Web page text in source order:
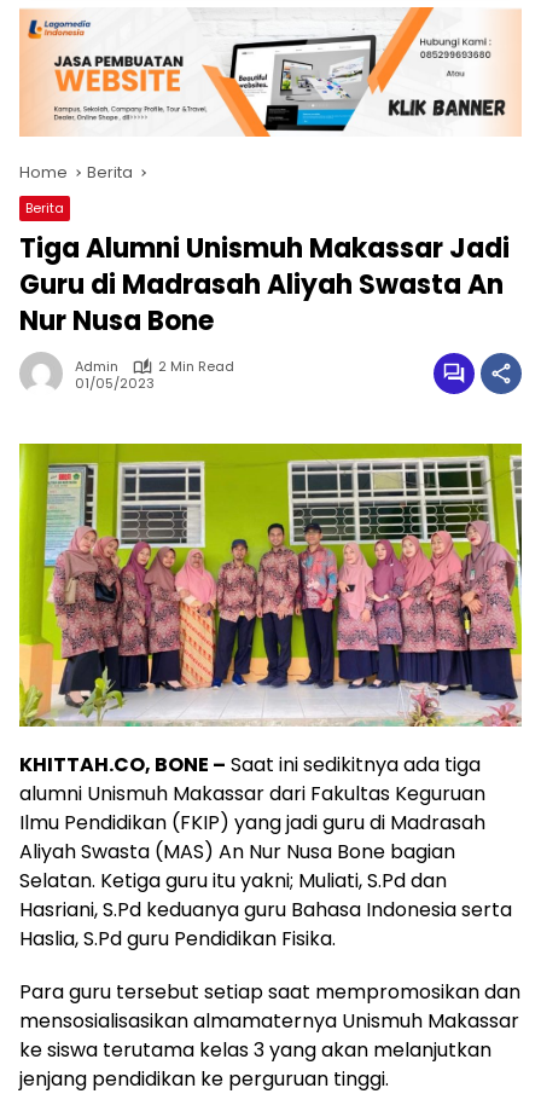
Home Berita
Berita
Tiga Alumni Unismuh Makassar Jadi
Guru di Madrasah Aliyah Swasta An
Nur Nusa Bone
Admin
2 Min Read
01/05/2023
KHITTAH.CO, BONE – Saat ini sedikitnya ada tiga
alumni Unismuh Makassar dari Fakultas Keguruan
Ilmu Pendidikan (FKIP) yang jadi guru di Madrasah
Aliyah Swasta (MAS) An Nur Nusa Bone bagian
Selatan. Ketiga guru itu yakni; Muliati, S.Pd dan
Hasriani, S.Pd keduanya guru Bahasa Indonesia serta
Haslia, S.Pd guru Pendidikan Fisika.
Para guru tersebut setiap saat mempromosikan dan
mensosialisasikan almamaternya Unismuh Makassar
ke siswa terutama kelas 3 yang akan melanjutkan
jenjang pendidikan ke perguruan tinggi.